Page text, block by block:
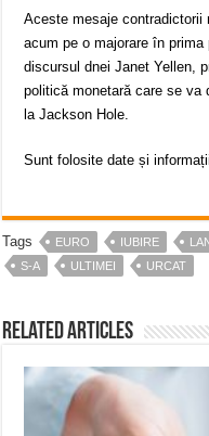
Aceste mesaje
acum pe o majorare în
discursul dnei Janet Yellen,
politică monetară care se va
la Jackson Hole.​
​Sunt folosite date și
Tags EURO IUBIRE
S-A
ULTIMEI URCAT
Related Articles